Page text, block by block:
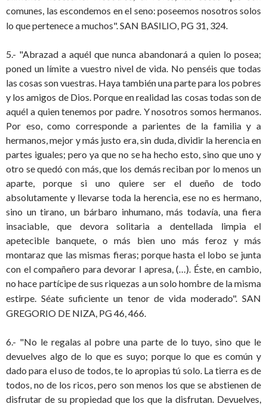
comunes, las escondemos en el seno: poseemos nosotros solos
lo que pertenece a muchos".SAN BASILIO, PG 31, 324.
5.- "Abrazad a aquél que nunca abandonará a quien lo posea;
poned un límite a vuestro nivel de vida. No penséis que todas
las cosas son vuestras. Haya también una parte para los pobres
y los amigos de Dios. Porque en realidad las cosas todas son de
aquél a quien tenemos por padre. Y nosotros somos hermanos.
Por eso, como corresponde a parientes de la familia y a
hermanos, mejor y más justo era, sin duda, dividir la herencia en
partes iguales; pero ya que no se ha hecho esto, sino que uno y
otro se quedó con más, que los demás reciban por lo menos un
aparte, porque si uno quiere ser el dueño de todo
absolutamente y llevarse toda la herencia, ese no es hermano,
sino un tirano, un bárbaro inhumano, más todavía, una fiera
insaciable, que devora solitaria a dentellada limpia el
apetecible banquete, o más bien uno más feroz y más
montaraz que las mismas fieras; porque hasta el lobo se junta
con el compañero para devorar l apresa, (…). Éste, en cambio,
no hace partícipe de sus riquezas a un solo hombre de la misma
estirpe. Séate suficiente un tenor de vida moderado". SAN
GREGORIO DE NIZA, PG 46, 466.
6.- "No le regalas al pobre una parte de lo tuyo, sino que le
devuelves algo de lo que es suyo; porque lo que es común y
dado para el uso de todos, te lo apropias tú solo. La tierra es de
todos, no de los ricos, pero son menos los que se abstienen de
disfrutar de su propiedad que los que la disfrutan. Devuelves,